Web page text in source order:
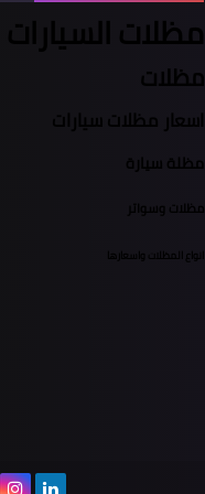
مظلات السيارات
مظلات
اسعار مظلات سيارات
مظلة سيارة
مظلات وسواتر
انواع المظلات واسعارها